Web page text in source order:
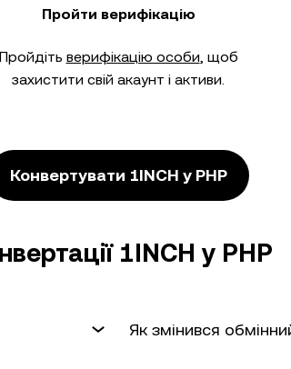
Пройти верифікацію
Пройдіть верифікацію особи, щоб
захистити свій акаунт і активи.
Конвертувати 1INCH у PHP
1INCH у PHP
Як змінився